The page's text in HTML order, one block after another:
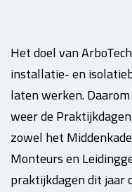
Het doel van
installatie- en
laten werken.
weer de
zowel het
Monteurs en
praktijkdagen dit jaar